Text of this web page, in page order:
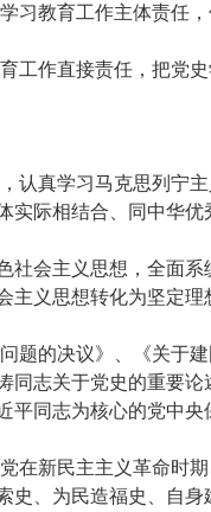
教育工作主体责任，
作直接责任，把党史
真学习马克思列宁主
实际相结合、同中华
会主义思想，全面系
义思想转化为坚定
的决议》、《关于建
同志关于党史的重要
同志为核心的党中央
新民主主义革命时期
史、为民造福史、自